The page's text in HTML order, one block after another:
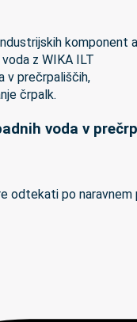
voda v
odtekati po